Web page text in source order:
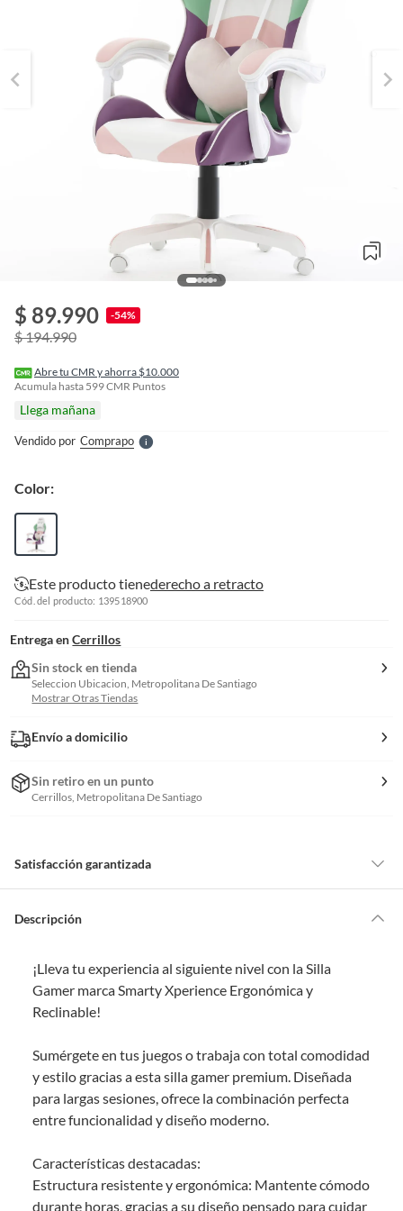
$ 89.990 -54%
$ 194.990
Abre tu CMR y ahorra $10.000
Acumula hasta 599CMR Puntos
Llega mañana
Vendido por ComprapoS
e
r
f
o
Color:
Este producto tienederecho a retracto
Cód. del producto: 139518900
Entrega en Cerrillos
Sin stock en tienda
Seleccion Ubicacion, Metropolitana De Santiago
Mostrar Otras Tiendas
Envío a domicilio
Sin retiro en un punto
Cerrillos, Metropolitana De Santiago
Satisfacción garantizada
de la compra.
comprado por internet y que hay ciertas categorías que no tienen este
derecho:
Productos que, por su naturaleza, no puedan ser devueltos,
Confeccionados a la medida.
De uso personal.
En sodimac.cl te damos30 días desde que recibes el producto. Debe
estar en perfecto estado, con todas sus etiquetas y sin uso, tal como te lo
Productos digitales que se entregan a través de una descarga
electrónica, por ejemplo, cupones de experiencia o programas
Descripción
¡Lleva tu experiencia al siguiente nivel con la Silla
Gamer marca Smarty Xperience Ergonómica y
Reclinable!
Sumérgete en tus juegos o trabaja con total comodidad
y estilo gracias a esta silla gamer premium. Diseñada
para largas sesiones, ofrece la combinación perfecta
entre funcionalidad y diseño moderno.
Características destacadas:
Estructura resistente y ergonómica: Mantente cómodo
durante horas, gracias a su diseño pensado para cuidar